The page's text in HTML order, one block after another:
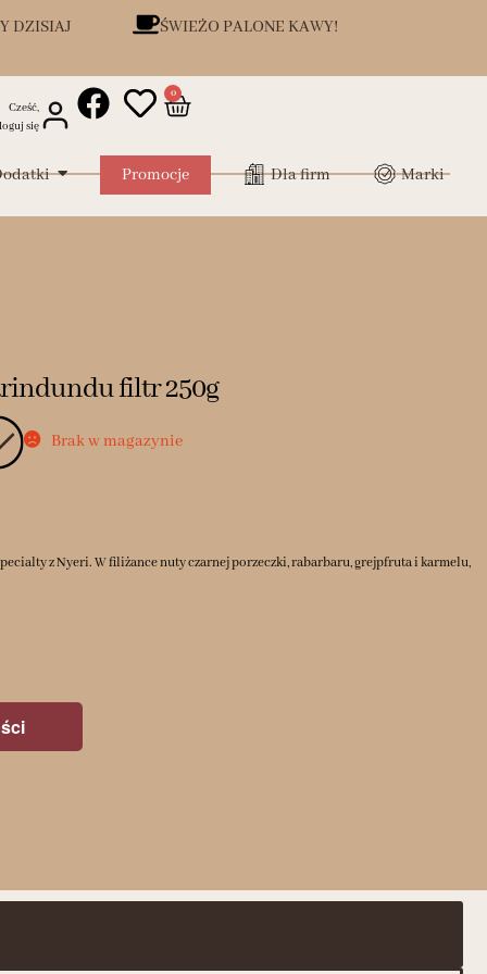
DZISIAJ ŚWIEŻO PALONE KAWY!
Cześć,
się
0
Promocje Dla firm Marki
filtr 250g
Brak w magazynie
z Nyeri. W filiżance nuty czarnej porzeczki, rabarbaru, grejpfruta i karmelu,